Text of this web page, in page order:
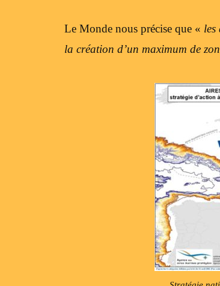
Le Monde nous précise que « les
la création d’un maximum de